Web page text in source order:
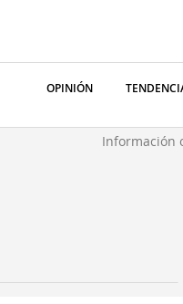
OPINIÓN
Información